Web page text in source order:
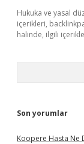
Hukuka ve yasal
içerikleri,
halinde, ilgili
Son yorumlar
Koopere Hasta Ne